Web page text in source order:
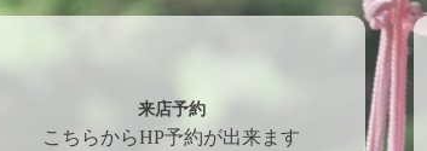
来店予約
こちらからHP予約が出来ます